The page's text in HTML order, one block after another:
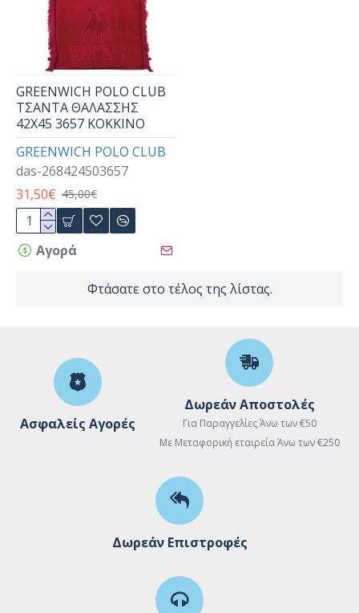
GREENWICH POLO CLUB
das-268424503657
GREENWICH POLO CLUB
ΤΣΑΝΤΑ ΘΑΛΑΣΣΗΣ
42Χ45 3657 ΚΟΚΚΙΝΟ
31,50€ 45,00€
Αγορά
Φτάσατε στο τέλος της λίστας.
Ασφαλείς Αγορές
Δωρεάν Αποστολές
Για Παραγγελίες Άνω των €50
Με Μεταφορική εταιρεία Άνω των €250
Δωρεάν Επιστροφές